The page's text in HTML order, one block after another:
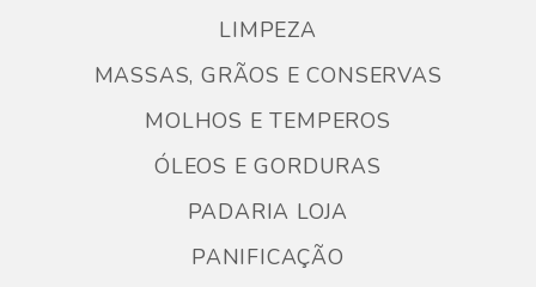
LIMPEZA
MASSAS, GRÃOS E CONSERVAS
MOLHOS E TEMPEROS
ÓLEOS E GORDURAS
PADARIA LOJA
PANIFICAÇÃO